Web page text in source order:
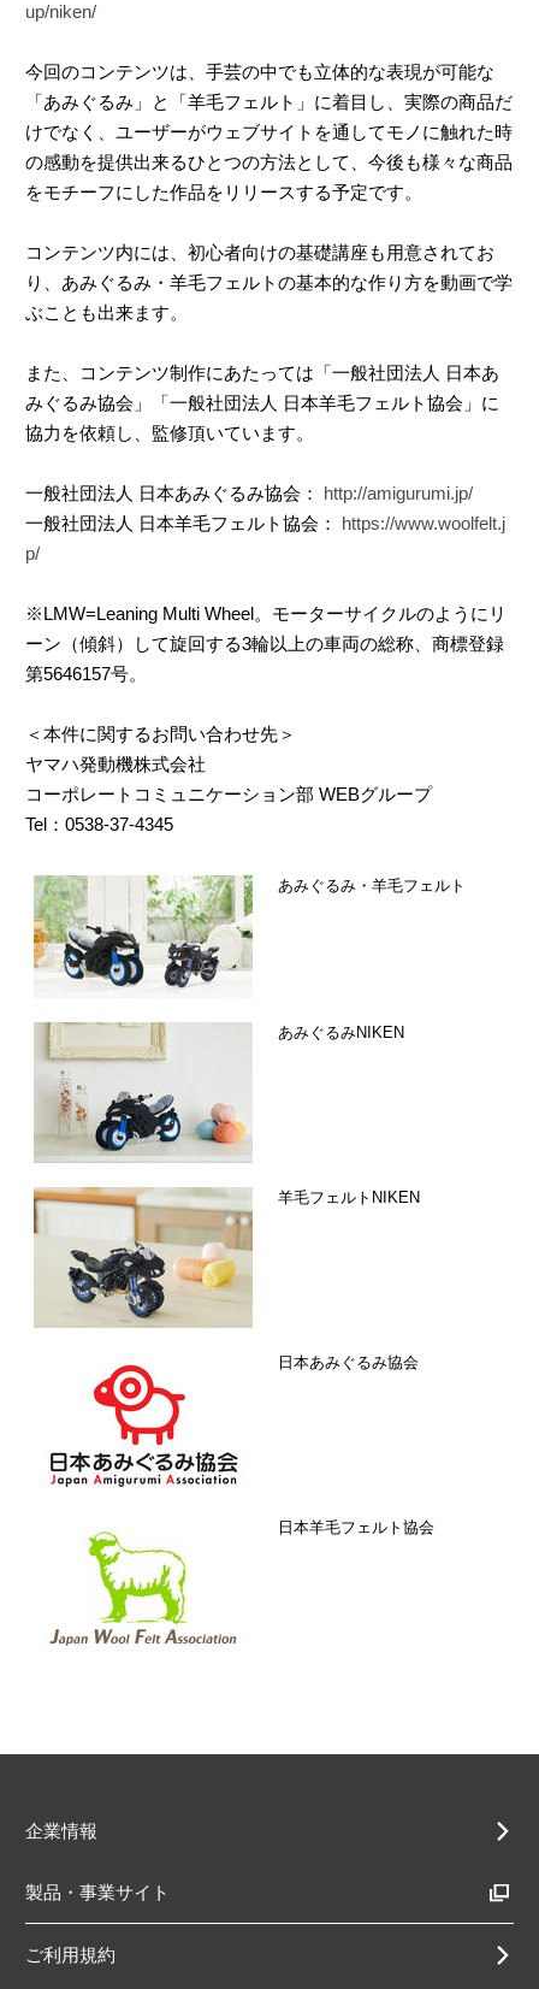
up/niken/
今回のコンテンツは、手芸の中でも立体的な表現が可能な
「あみぐるみ」と「羊毛フェルト」に着目し、実際の商品だ
けでなく、ユーザーがウェブサイトを通してモノに触れた時
の感動を提供出来るひとつの方法として、今後も様々な商品
をモチーフにした作品をリリースする予定です。
コンテンツ内には、初心者向けの基礎講座も用意されてお
り、あみぐるみ・羊毛フェルトの基本的な作り方を動画で学
ぶことも出来ます。
また、コンテンツ制作にあたっては「一般社団法人 日本あ
みぐるみ協会」「一般社団法人 日本羊毛フェルト協会」に
協力を依頼し、監修頂いています。
一般社団法人 日本あみぐるみ協会： http://amigurumi.jp/
一般社団法人 日本羊毛フェルト協会： https://www.woolfelt.j
p/
※LMW=Leaning Multi Wheel。モーターサイクルのようにリ
ーン（傾斜）して旋回する3輪以上の車両の総称、商標登録
第5646157号。
＜本件に関するお問い合わせ先＞
ヤマハ発動機株式会社
コーポレートコミュニケーション部 WEBグループ
Tel：0538-37-4345
あみぐるみ・羊毛フェルト
あみぐるみNIKEN
羊毛フェルトNIKEN
日本あみぐるみ協会
日本羊毛フェルト協会
企業情報
製品・事業サイト
ご利用規約